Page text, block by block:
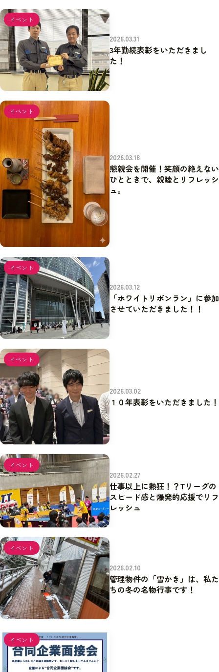
イベント
2026.03.31
3年勤続表彰をいただきまし
た！
イベント
2026.03.18
懇親会を開催！笑顔の絶えない
ひとときで、親睦とリフレッシ
ュ。
イベント
2026.03.12
「ホワイトリボンラン」に参加
させていただきました！！
イベント
2026.03.02
１０年表彰をいただきました！
イベント
2026.02.27
仕事以上に熱狂！？Tリーグの
スピード感と爆発的応援でリフ
レッシュ
イベント
2026.02.10
管理物件の「雪かき」は、私た
ちの冬の名物行事です！
イベント